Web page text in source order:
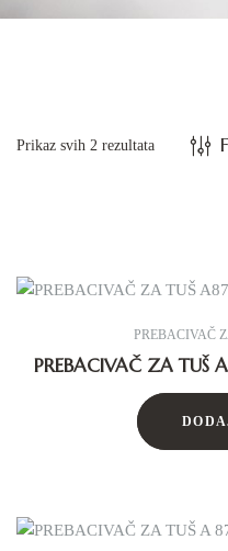
Prikaz svih 2 rezultata
PREBACIVAČ